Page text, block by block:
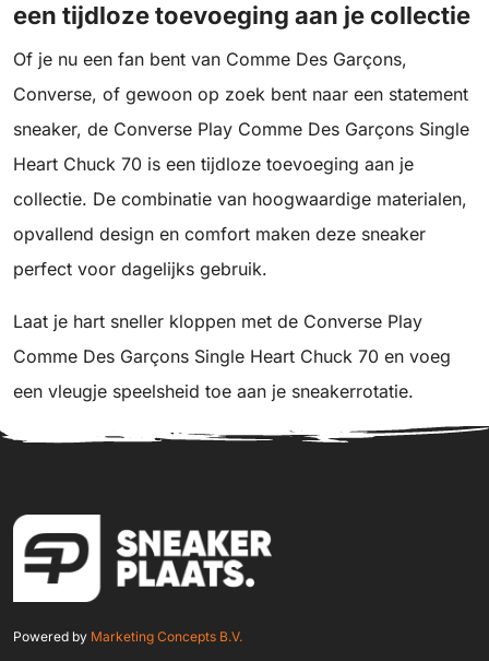
een tijdloze toevoeging aan je collectie
Of je nu een fan bent van Comme Des Garçons,
Converse, of gewoon op zoek bent naar een statement
sneaker, de Converse Play Comme Des Garçons Single
Heart Chuck 70 is een tijdloze toevoeging aan je
collectie. De combinatie van hoogwaardige materialen,
opvallend design en comfort maken deze sneaker
perfect voor dagelijks gebruik.
Laat je hart sneller kloppen met de Converse Play
Comme Des Garçons Single Heart Chuck 70 en voeg
een vleugje speelsheid toe aan je sneakerrotatie.
Powered by Marketing Concepts B.V.